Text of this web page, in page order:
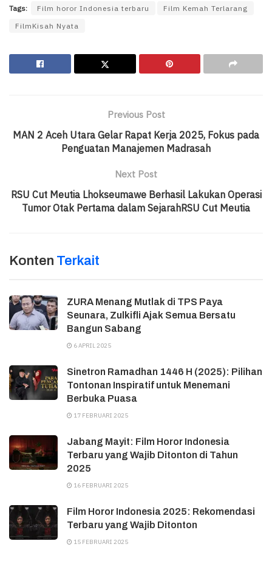
Tags: Film horor Indonesia terbaru
Film Kemah Terlarang
FilmKisah Nyata
Previous Post
MAN 2 Aceh Utara Gelar Rapat Kerja 2025, Fokus pada
Penguatan Manajemen Madrasah
Next Post
RSU Cut Meutia Lhokseumawe Berhasil Lakukan Operasi
Tumor Otak Pertama dalam SejarahRSU Cut Meutia
Konten Terkait
ZURA Menang Mutlak di TPS Paya
Seunara, Zulkifli Ajak Semua Bersatu
Bangun Sabang
6 APRIL 2025
Sinetron Ramadhan 1446 H (2025): Pilihan
Tontonan Inspiratif untuk Menemani
Berbuka Puasa
17 FEBRUARI 2025
Jabang Mayit: Film Horor Indonesia
Terbaru yang Wajib Ditonton di Tahun
2025
16 FEBRUARI 2025
Film Horor Indonesia 2025: Rekomendasi
Terbaru yang Wajib Ditonton
15 FEBRUARI 2025